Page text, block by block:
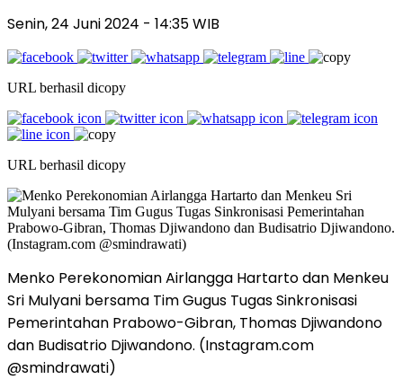
Senin, 24 Juni 2024 - 14:35 WIB
URL berhasil dicopy
URL berhasil dicopy
Menko Perekonomian Airlangga Hartarto dan Menkeu
Sri Mulyani bersama Tim Gugus Tugas Sinkronisasi
Pemerintahan Prabowo-Gibran, Thomas Djiwandono
dan Budisatrio Djiwandono. (Instagram.com
@smindrawati)